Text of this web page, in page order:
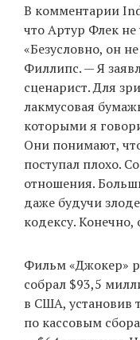
В комментарии
что Артур Флек не
«Безусловно, он
Филлипс. — Я
сценарист. Для
лакмусовая
которыми я
Они понимают,
поступал плохо.
отношения.
даже будучи
кодексу.
Фильм «Джокер»
собрал $93,5
в США, установив
по кассовым